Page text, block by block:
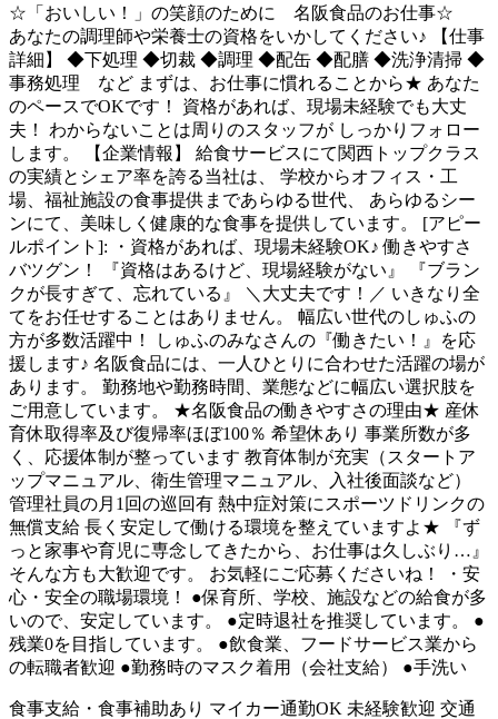
☆「おいしい！」の笑顔のために 名阪食品のお仕事☆
あなたの調理師や栄養士の資格をいかしてください♪ 【仕事
詳細】 ◆下処理 ◆切裁 ◆調理 ◆配缶 ◆配膳 ◆洗浄清掃 ◆
事務処理 など まずは、お仕事に慣れることから★ あなた
のペースでOKです！ 資格があれば、現場未経験でも大丈
夫！ わからないことは周りのスタッフが しっかりフォロー
します。 【企業情報】 給食サービスにて関西トップクラス
の実績とシェア率を誇る当社は、 学校からオフィス・工
場、福祉施設の食事提供まであらゆる世代、 あらゆるシー
ンにて、美味しく健康的な食事を提供しています。 [アピー
ルポイント]: ・資格があれば、現場未経験OK♪ 働きやすさ
バツグン！ 『資格はあるけど、現場経験がない』 『ブラン
クが長すぎて、忘れている』 ＼大丈夫です！／ いきなり全
てをお任せすることはありません。 幅広い世代のしゅふの
方が多数活躍中！ しゅふのみなさんの『働きたい！』を応
援します♪ 名阪食品には、一人ひとりに合わせた活躍の場が
あります。 勤務地や勤務時間、業態などに幅広い選択肢を
ご用意しています。 ★名阪食品の働きやすさの理由★ 産休
育休取得率及び復帰率ほぼ100％ 希望休あり 事業所数が多
く、応援体制が整っています 教育体制が充実（スタートア
ップマニュアル、衛生管理マニュアル、入社後面談など）
管理社員の月1回の巡回有 熱中症対策にスポーツドリンクの
無償支給 長く安定して働ける環境を整えていますよ★ 『ず
っと家事や育児に専念してきたから、お仕事は久しぶり…』
そんな方も大歓迎です。 お気軽にご応募くださいね！ ・安
心・安全の職場環境！ ●保育所、学校、施設などの給食が多
いので、安定しています。 ●定時退社を推奨しています。 ●
残業0を目指しています。 ●飲食業、フードサービス業から
の転職者歓迎 ●勤務時のマスク着用（会社支給） ●手洗い
食事支給・食事補助あり マイカー通勤OK 未経験歓迎 交通